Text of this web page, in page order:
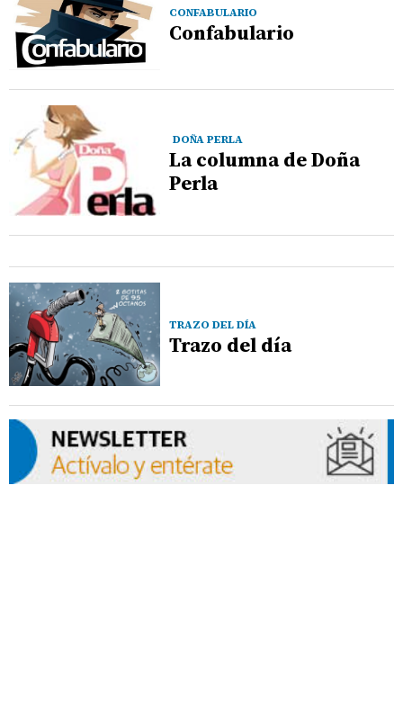
CONFABULARIO
Confabulario
DOÑA PERLA
La columna de Doña
Perla
TRAZO DEL DÍA
Trazo del día